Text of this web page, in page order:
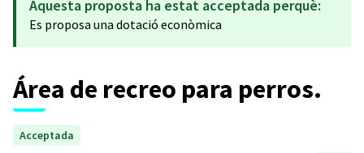
Aquesta proposta ha estat acceptada perquè:
Es proposa una dotació econòmica
Área de recreo para perros.
Acceptada